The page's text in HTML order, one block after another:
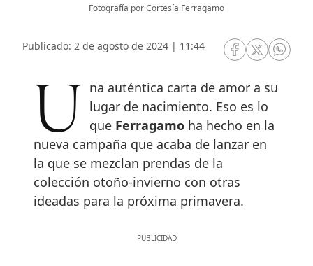
Fotografía por Cortesía Ferragamo
Publicado: 2 de agosto de 2024 | 11:44
RRSS Facebook
RRSSRRSS
Una auténtica carta de amor a su
lugar de nacimiento. Eso es lo
que Ferragamo ha hecho en la
nueva campaña que acaba de lanzar en
la que se mezclan prendas de la
colección otoño-invierno con otras
ideadas para la próxima primavera.